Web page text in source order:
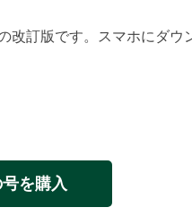
訂版です。スマホにダウ
号を購入